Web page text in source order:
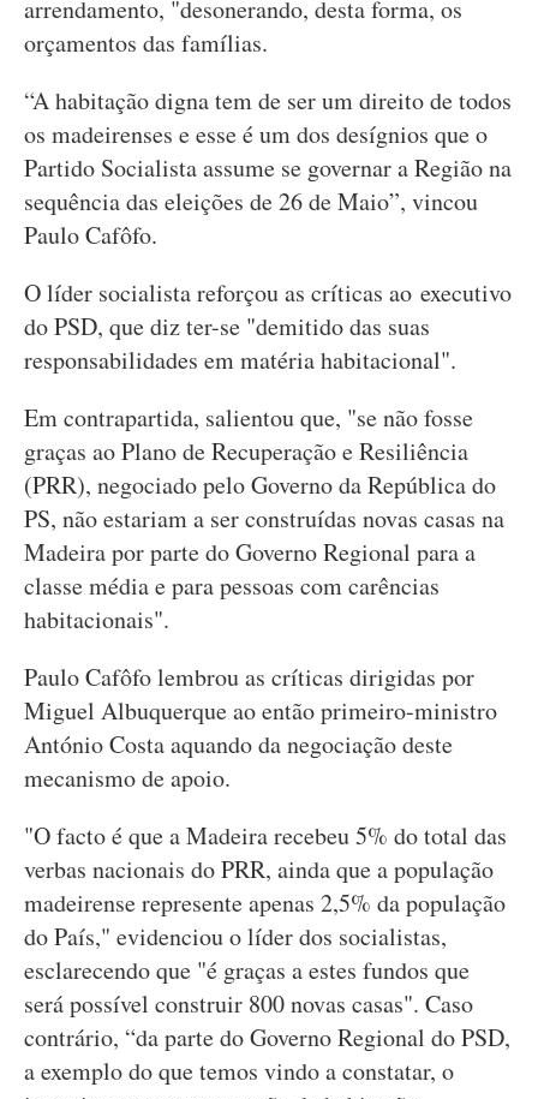
arrendamento, "desonerando, desta forma, os
orçamentos das famílias.
“A habitação digna tem de ser um direito de todos
os madeirenses e esse é um dos desígnios que o
Partido Socialista assume se governar a Região na
sequência das eleições de 26 de Maio”, vincou
Paulo Cafôfo.
O líder socialista reforçou as críticas ao executivo
do PSD, que diz ter-se "demitido das suas
responsabilidades em matéria habitacional".
Em contrapartida, salientou que, "se não fosse
graças ao Plano de Recuperação e Resiliência
(PRR), negociado pelo Governo da República do
PS, não estariam a ser construídas novas casas na
Madeira por parte do Governo Regional para a
classe média e para pessoas com carências
habitacionais".
Paulo Cafôfo lembrou as críticas dirigidas por
Miguel Albuquerque ao então primeiro-ministro
António Costa aquando da negociação deste
mecanismo de apoio.
"O facto é que a Madeira recebeu 5% do total das
verbas nacionais do PRR, ainda que a população
madeirense represente apenas 2,5% da população
do País," evidenciou o líder dos socialistas,
esclarecendo que "é graças a estes fundos que
será possível construir 800 novas casas". Caso
contrário, “da parte do Governo Regional do PSD,
a exemplo do que temos vindo a constatar, o